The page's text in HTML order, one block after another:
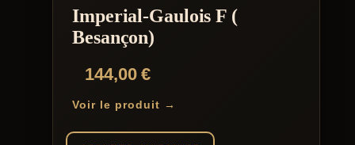
Imperial-Gaulois F (
Besançon)
144,00€
Voir le produit →